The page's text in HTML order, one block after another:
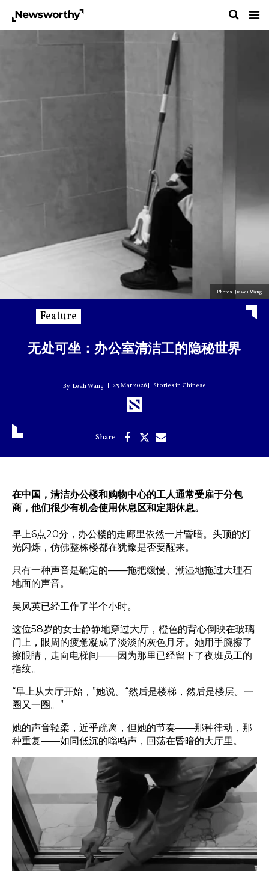
Photos: Jiawei Wang
Feature
无处可坐：办公室清洁工的隐秘世界
Leah Wang 23 Mar 2026 Stories in Chinese
在中国，清洁办公楼和购物中心的工人通常受雇于分包
商，他们很少有机会使用休息区和定期休息。
早上6点20分，办公楼的走廊里依然一片昏暗。头顶的灯
光闪烁，仿佛整栋楼都在犹豫是否要醒来。
只有一种声音是确定的——拖把缓慢、潮湿地拖过大理石
地面的声音。
吴凤英已经工作了半个小时。
这位58岁的女士静静地穿过大厅，橙色的背心倒映在玻璃
门上，眼周的疲惫凝成了淡淡的灰色月牙。她用手腕擦了
擦眼睛，走向电梯间——因为那里已经留下了夜班员工的
指纹。
“早上从大厅开始，”她说。“然后是楼梯，然后是楼层。一
圈又一圈。”
她的声音轻柔，近乎疏离，但她的节奏——那种律动，那
种重复——如同低沉的嗡鸣声，回荡在昏暗的大厅里。